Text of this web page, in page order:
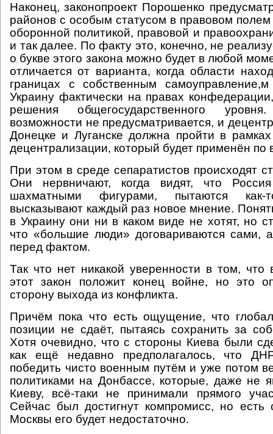
Наконец, законопроект Порошенко
районов с особым статусом в правовом
оборонной политикой, правовой и
и так далее. По факту это, конечно, не
о букве этого закона можно будет в любой
отличается от варианта, когда области
границах с собственным
Украину фактически на правах
решения общегосударственного
возможности не предусматривается, и
Донецке и Луганске должна пройти в
децентрализации, который будет применён по
При этом в среде сепаратистов происходят
Они нервничают, когда видят, что
шахматными фигурами, пытаются
высказывают каждый раз новое мнение.
в Украину они ни в каком виде не хотят, но
что «большие люди» договариваются сами,
перед фактом.
Так что нет никакой уверенности в том, что
этот закон положит конец войне, но это
сторону выхода из конфликта.
Причём пока что есть ощущение, что
позиции не сдаёт, пытаясь сохранить за
Хотя очевидно, что с стороны Киева были
как ещё недавно предполагалось, что
победить чисто военным путём и уже потом
политиками на Донбассе, которые, даже не
Киеву, всё-таки не принимали прямого
Сейчас был достигнут компромисс, но есть
Москвы его будет недостаточно.